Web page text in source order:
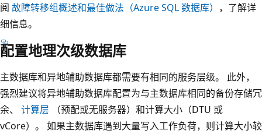
阅 故障转移组概述和最佳做法（Azure SQL 数据库） ，了解详
细信息。
配置地理次级数据库
主数据库和异地辅助数据库都需要有相同的服务层级。 此外，
强烈建议将异地辅助数据库配置为与主数据库相同的备份存储冗
余、 计算层 （预配或无服务器）和计算大小（DTU 或
vCore）。 如果主数据库遇到大量写入工作负荷，则计算大小较